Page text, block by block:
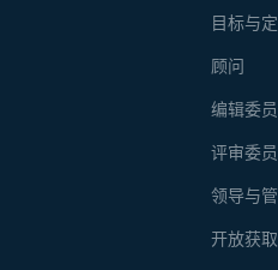
目标与
顾问
编辑委
评审委
领导与
开放获